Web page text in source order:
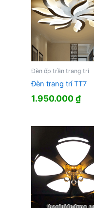
Đèn ốp trần trang trí
Đèn trang trí TT7
1.950.000₫